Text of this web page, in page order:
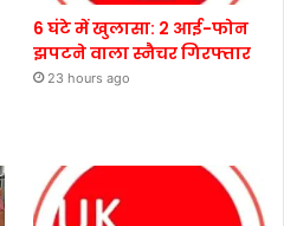
6 घंटे में खुलासा: 2 आई-फोन
झपटने वाला स्नैचर गिरफ्तार
23 hours ago